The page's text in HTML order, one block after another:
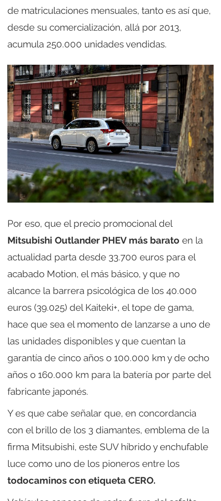
de matriculaciones mensuales, tanto es así que,
desde su comercialización, allá por 2013,
acumula 250.000 unidades vendidas.
Por eso, que el precio promocional del
Mitsubishi Outlander PHEV más barato en la
actualidad parta desde 33.700 euros para el
acabado Motion, el más básico, y que no
alcance la barrera psicológica de los 40.000
euros (39.025) del Kaiteki+, el tope de gama,
hace que sea el momento de lanzarse a uno de
las unidades disponibles y que cuentan la
garantía de cinco años o 100.000 km y de ocho
años o 160.000 km para la batería por parte del
fabricante japonés.
Y es que cabe señalar que, en concordancia
con el brillo de los 3 diamantes, emblema de la
firma Mitsubishi, este SUV híbrido y enchufable
luce como uno de los pioneros entre los
todocaminos con etiqueta CERO.